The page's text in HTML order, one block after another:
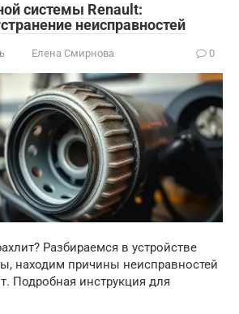
системы Renault:
неисправностей
Елена Смирнова 0
Разбираемся в устройстве
находим причины неисправностей
Подробная инструкция для